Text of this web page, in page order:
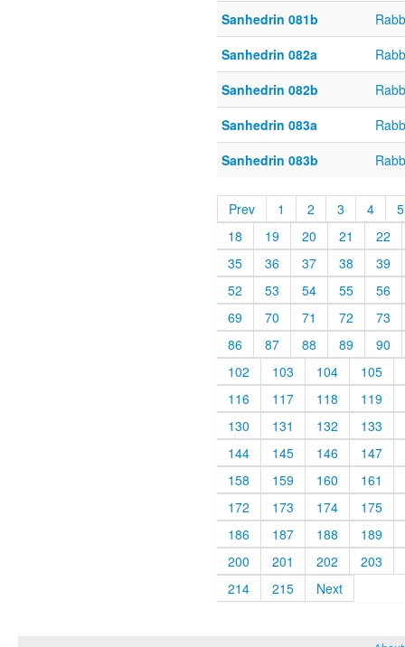
Sanhedrin 081b
Sanhedrin 082a
Sanhedrin 082b
Sanhedrin 083a
Sanhedrin 083b
Prev 1 2 3 4
5
18
19 20 21
22
35
36 37 38
39
52
53 54 55
56
69
70 71 72
73
86
87 88 89
90
102
103 104
105
116
117 118
119
130
131 132
133
144
145 146
147
158
159 160
161
172
173 174
175
186
187 188
189
200
201 202
203
214
215 Next